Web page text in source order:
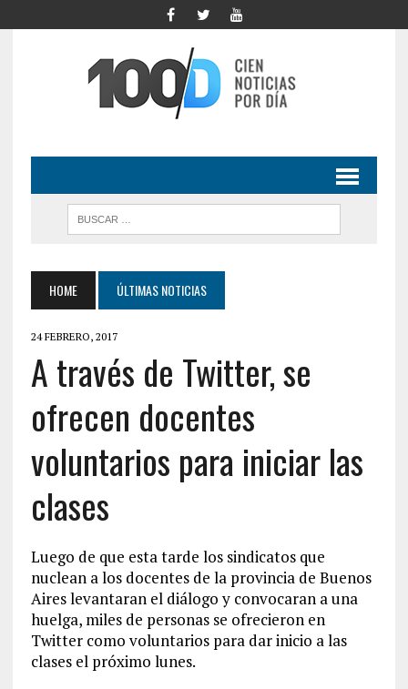
HOME ÚLTIMAS NOTICIAS
24 FEBRERO, 2017
A través de Twitter, se
ofrecen docentes
voluntarios para iniciar las
clases
Luego de que esta tarde los sindicatos que
nuclean a los docentes de la provincia de Buenos
Aires levantaran el diálogo y convocaran a una
huelga, miles de personas se ofrecieron en
Twitter como voluntarios para dar inicio a las
clases el próximo lunes.